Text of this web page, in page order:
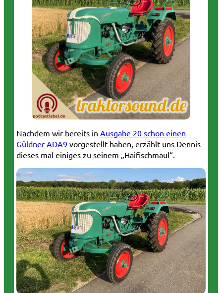
Nachdem wir bereits in Ausgabe 20 schon einen
Güldner ADA9 vorgestellt haben, erzählt uns Dennis
dieses mal einiges zu seinem „Haifischmaul“.